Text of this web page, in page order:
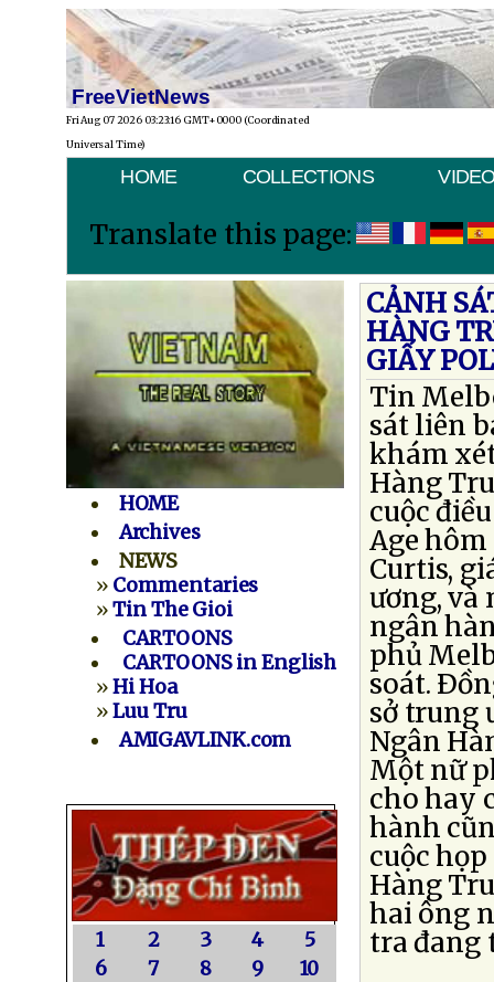
FreeVietNews
Fri Aug 07 2026 03:23:16 GMT+0000 (Coordinated
Universal Time)
HOME COLLECTIONS
Translate this page:
HOME
Archives
NEWS
» Commentaries
»Tin The Gioi
CARTOONS
CARTOONS in English
»Hi Hoa
»Luu Tru
AMIGAVLINK.com
1 2 3 4
5
6
7 8 9
10
CẢNH
HÀNG
GIẤY
Tin
sát liên
khám
Hàng
cuộc
Age
Curtis,
ương, và
ngân
phủ
soát.
sở trung
Ngân
Một nữ
cho hay
hành
cuộc
Hàng
hai ông
tra đang